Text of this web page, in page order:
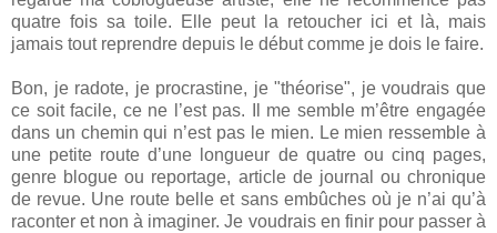
quatre fois sa toile. Elle peut la retoucher ici et là, mais
jamais tout reprendre depuis le début comme je dois le faire.
Bon, je radote, je procrastine, je "théorise", je voudrais que
ce soit facile, ce ne l’est pas. Il me semble m’être engagée
dans un chemin qui n’est pas le mien. Le mien ressemble à
une petite route d’une longueur de quatre ou cinq pages,
genre blogue ou reportage, article de journal ou chronique
de revue. Une route belle et sans embûches où je n’ai qu’à
raconter et non à imaginer. Je voudrais en finir pour passer à